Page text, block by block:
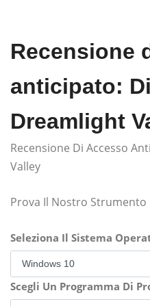
Recensione
anticipato:
Dreamlight
Recensione Di Accesso
Valley
Prova Il Nostro
Seleziona Il Sistema
Scegli Un Programma Di